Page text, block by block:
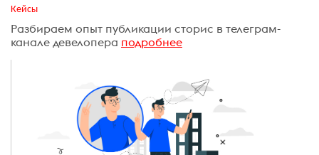
Кейсы
Разбираем опыт публикации сторис в телеграм-
канале девелопера подробнее